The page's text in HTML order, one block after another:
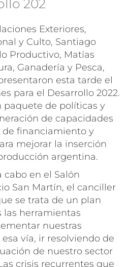
202
Exteriores,
y Culto, Santiago
Productivo, Matías
Ganadería y Pesca,
esta tarde el
para el Desarrollo 2022.
paquete de políticas y
de capacidades
de financiamiento y
mejorar la inserción
argentina.
cabo en el Salón
San Martín, el canciller
se trata de un plan
las herramientas
nuestras
vía, ir resolviendo de
de nuestro sector
crisis recurrentes que